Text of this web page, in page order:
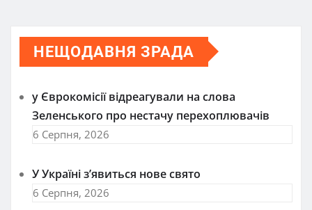
НЕЩОДАВНЯ ЗРАДА
у Єврокомісії відреагували на слова
Зеленського про нестачу перехоплювачів
6 Серпня, 2026
У Україні з’явиться нове свято
6 Серпня, 2026